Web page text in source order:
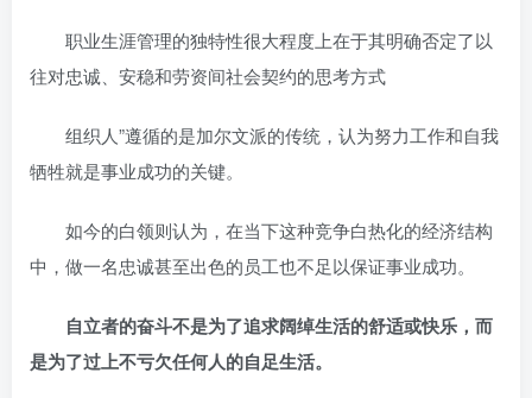
职业生涯管理的独特性很大程度上在于其明确否定了以
往对忠诚、安稳和劳资间社会契约的思考方式
组织人”遵循的是加尔文派的传统，认为努力工作和自我
牺牲就是事业成功的关键。
如今的白领则认为，在当下这种竞争白热化的经济结构
中，做一名忠诚甚至出色的员工也不足以保证事业成功。
自立者的奋斗不是为了追求阔绰生活的舒适或快乐，而
是为了过上不亏欠任何人的自足生活。